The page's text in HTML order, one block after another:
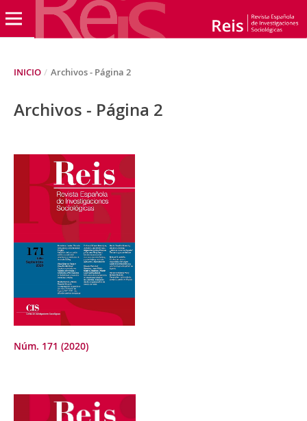
INICIO / Archivos - Página 2
Archivos - Página 2
Núm. 171 (2020)